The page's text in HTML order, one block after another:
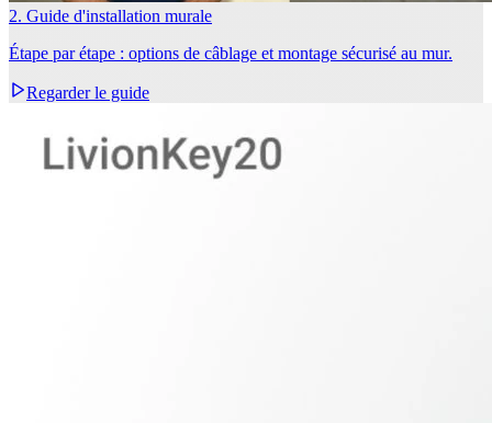
2. Guide d'installation murale
Étape par étape : options de câblage et montage sécurisé au mur.
Regarder le guide